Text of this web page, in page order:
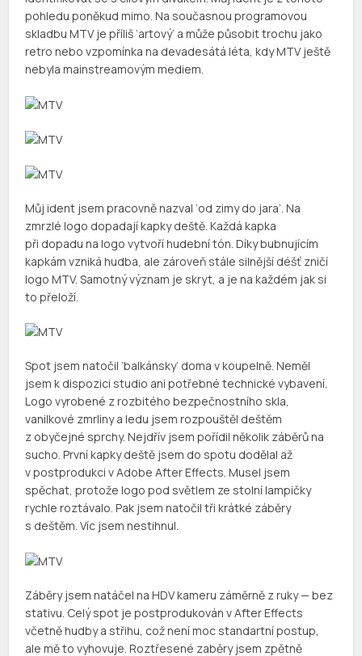
pohledu poněkud mimo. Na současnou programovou
skladbu MTV je příliš ‘artový’ a může působit trochu jako
retro nebo vzpomínka na devadesátá léta, kdy MTV ještě
nebyla mainstreamovým mediem.
Můj ident jsem pracovně nazval ‘od zimy do jara’. Na
zmrzlé logo dopadají kapky deště. Každá kapka
při dopadu na logo vytvoří hudební tón. Díky bubnujícím
kapkám vzniká hudba, ale zároveň stále silnější déšť zničí
logo MTV. Samotný význam je skryt, a je na každém jak si
to přeloží.
Spot jsem natočil ‘balkánsky’ doma v koupelně. Neměl
jsem k dispozici studio ani potřebné technické vybavení.
Logo vyrobené z rozbitého bezpečnostního skla,
vanilkové zmrliny a ledu jsem rozpouštěl deštěm
z obyčejné sprchy. Nejdřív jsem pořídil několik záběrů na
sucho. První kapky deště jsem do spotu dodělal až
v postprodukci v Adobe After Effects. Musel jsem
spěchat, protože logo pod světlem ze stolní lampičky
rychle roztávalo. Pak jsem natočil tři krátké záběry
s deštěm. Víc jsem nestihnul.
Záběry jsem natáčel na HDV kameru záměrně z ruky — bez
stativu. Celý spot je postprodukován v After Effects
včetně hudby a střihu, což není moc standartní postup,
ale mě to vyhovuje. Roztřesené zaběry jsem zpětně